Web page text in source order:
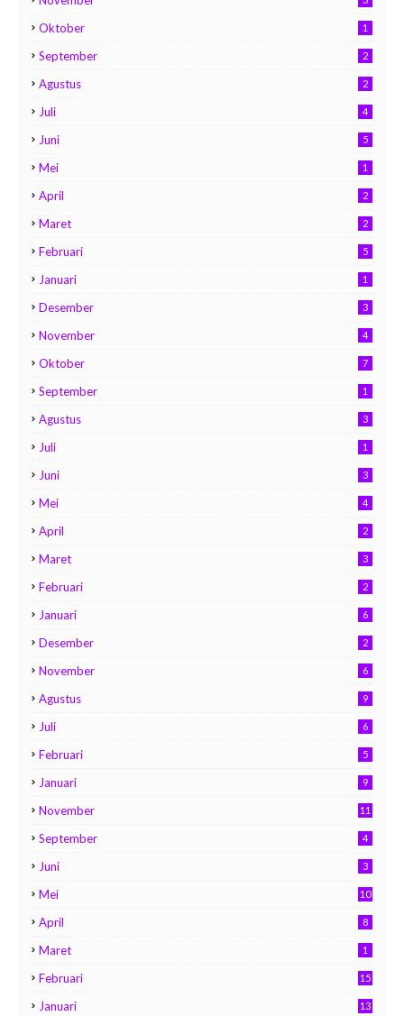
Oktober 1
September 2
Agustus 2
Juli 4
Juni 5
Mei 1
April 2
Maret 2
Februari 5
Januari 1
Desember 3
November 4
Oktober 7
September 1
Agustus 3
Juli 1
Juni 3
Mei 4
April 2
Maret 3
Februari 2
Januari 6
Desember 2
November 6
Agustus 9
Juli 6
Februari 5
Januari 9
November 11
September 4
Juni 3
Mei 10
April 8
Maret 1
Februari 15
Januari 13